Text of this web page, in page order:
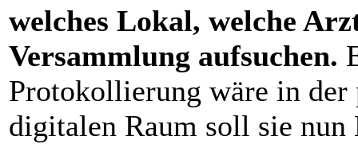
welches Lokal, welche
Versammlung aufsuchen.
Protokollierung wäre in der
digitalen Raum soll sie